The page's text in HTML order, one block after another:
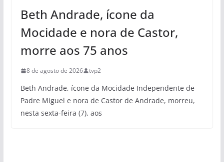
Beth Andrade, ícone da
Mocidade e nora de Castor,
morre aos 75 anos
8 de agosto de 2026 tvp2
Beth Andrade, ícone da Mocidade Independente de
Padre Miguel e nora de Castor de Andrade, morreu,
nesta sexta-feira (7), aos